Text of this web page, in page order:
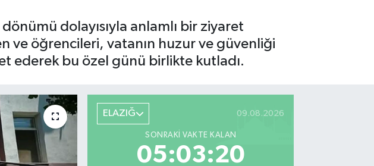
dönümü dolayısıyla anlamlı bir ziyaret
ve öğrencileri, vatanın huzur ve güvenliği
ederek bu özel günü birlikte kutladı.
ELAZIĞ 09.08.2026
SONRAKI VAKTE KALAN
05:03:18